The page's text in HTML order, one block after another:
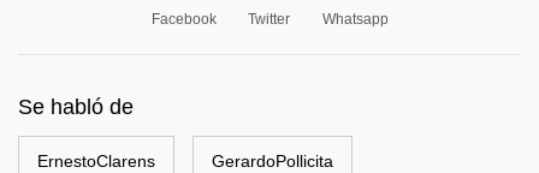
Facebook Twitter Whatsapp
Se habló de
ErnestoClarens GerardoPollicita